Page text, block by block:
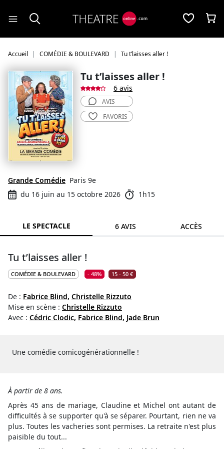
Accueil COMÉDIE & BOULEVARD Tu t’laisses aller !
Tu t’laisses aller !
6 avis
Grande Comédie Paris 9e
du 16 juin au 15 octobre 2026
1h15
AVIS
FAVORIS
LE SPECTACLE 6 AVIS ACCÈS
Tu t’laisses aller !
COMÉDIE & BOULEVARD - 48% 15 - 50 €
De : Fabrice Blind, Christelle Rizzuto
Mise en scène : Christelle Rizzuto
Avec : Cédric Clodic, Fabrice Blind, Jade Brun
Une comédie comicogénérationnelle !
À partir de 8 ans.
Après 45 ans de mariage, Claudine et Michel ont autant de
difficultés à se supporter qu'à se séparer. Pourtant, rien ne va
plus. Toutes les vacheries sont permises. La retraite n'est plus
paisible du tout...